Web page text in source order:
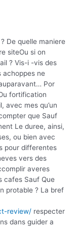
De quelle maniere
siteOu si on
? Vis-i -vis des
achoppes ne
Por
fortification
avec mes qu’un
que Sauf
Le duree, ainsi,
ou bien avec
pour differentes
vers des
averes
cafes Sauf Que
protable ? La bref
review/ respecter
dans guider a